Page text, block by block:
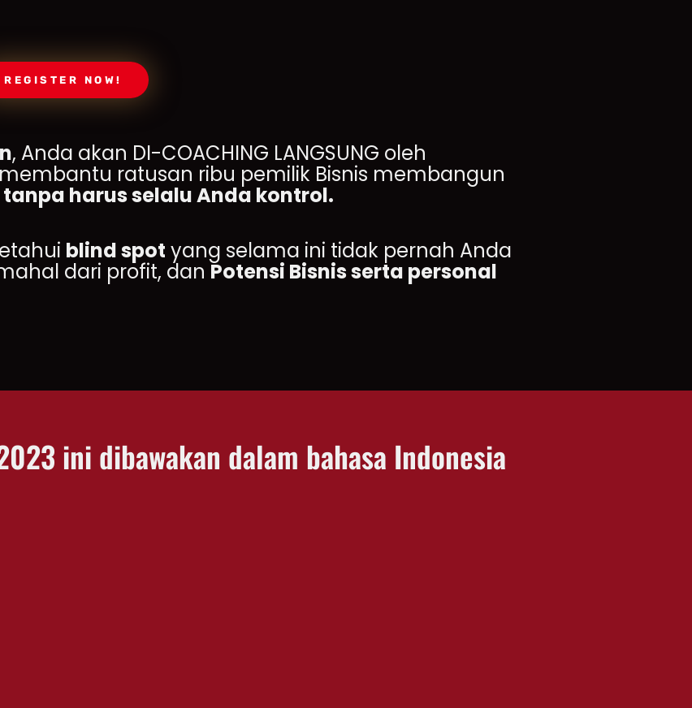
REGISTER NOW!
, Anda akan DI-COACHING LANGSUNG oleh
ratusan ribu pemilik Bisnis membangun
harus selalu Anda kontrol.
blind spot yang selama ini tidak pernah Anda
dari profit, dan Potensi Bisnis serta personal
ini dibawakan dalam bahasa Indonesia